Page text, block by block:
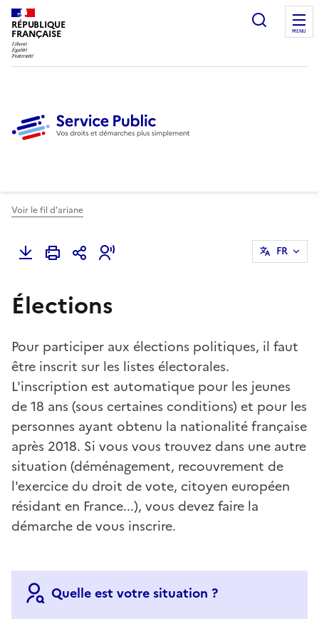
RÉPUBLIQUE
FRANÇAISE
Ouvrir
MENU
Voir le fil d'ariane
FR
Élections
Pour participer aux élections politiques, il faut
être inscrit sur les listes électorales.
L'inscription est automatique pour les jeunes
de 18 ans (sous certaines conditions) et pour les
personnes ayant obtenu la nationalité française
après 2018. Si vous vous trouvez dans une autre
situation (déménagement, recouvrement de
l'exercice du droit de vote, citoyen européen
résidant en France...), vous devez faire la
démarche de vous inscrire.
Quelle est votre situation ?